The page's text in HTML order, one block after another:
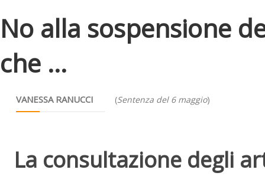
No alla sospensione
che ...
VANESSA RANUCCI (Sentenza del 6 maggio)
La consultazione degli